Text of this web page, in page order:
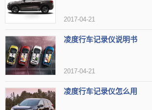
第4名：惠普行车记录仪
2017-04-21
凌度行车记录仪说明书
2017-04-21
凌度行车记录仪怎么用